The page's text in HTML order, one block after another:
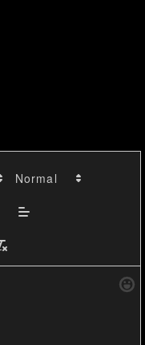
значение
о
мере, при
30 и ниже